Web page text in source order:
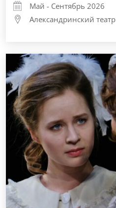
Май - Сентябрь 2026
Александринский театр